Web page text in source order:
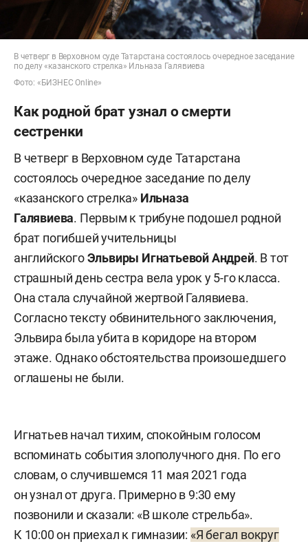
В четверг в Верховном суде Татарстана состоялось очередное заседание
по делу «казанского стрелка» Ильназа Галявиева
Фото: «БИЗНЕС Online»
Как родной брат узнал о смерти
сестренки
В четверг в Верховном суде Татарстана
состоялось очередное заседание по делу
«казанского стрелка» Ильназа
Галявиева. Первым к трибуне подошел родной
брат погибшей учительницы
английскогоЭльвиры ИгнатьевойАндрей. В тот
страшный день сестра вела урок у 5-го класса.
Она стала случайной жертвой Галявиева.
Согласно тексту обвинительного заключения,
Эльвира была убита в коридоре на втором
этаже. Однако обстоятельства произошедшего
оглашены не были.
Игнатьев начал тихим, спокойным голосом
вспоминать события злополучного дня. По его
словам, о случившемся 11 мая 2021 года
он узнал от друга. Примерно в 9:30 ему
позвонили и сказали: «В школе стрельба».
К 10:00 он приехал к гимназии: «Я бегал вокруг